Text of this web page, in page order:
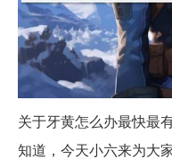
关于牙黄怎么办最快最
知道，今天小六来为大